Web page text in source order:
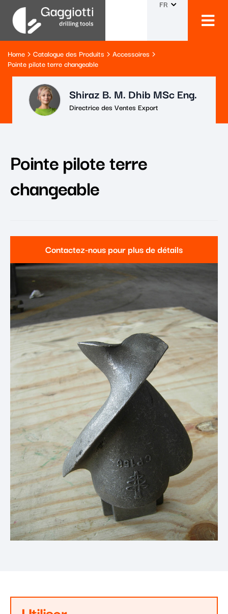
FR
Home Catalogue des Produits
Accessoires
Pointe pilote terre changeable
Shiraz B. M. Dhib MSc Eng.
Directrice des Ventes Export
Pointe pilote terre
changeable
Contactez-nous pour plus de détails